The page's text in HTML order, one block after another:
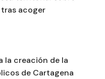
acoger
la creación de la
de Cartagena